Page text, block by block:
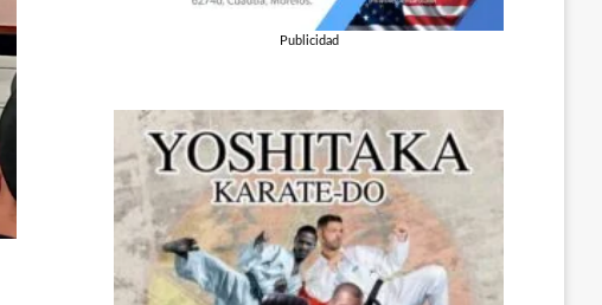
Publicidad